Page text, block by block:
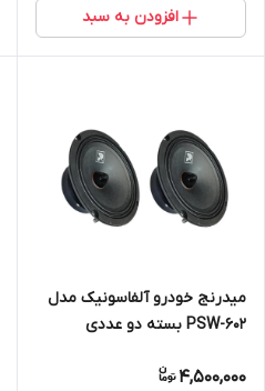
افزودن به سبد
میدرنج خودرو آلفاسونیک مدل
PSW-602 بسته دو عددی
4,500,000